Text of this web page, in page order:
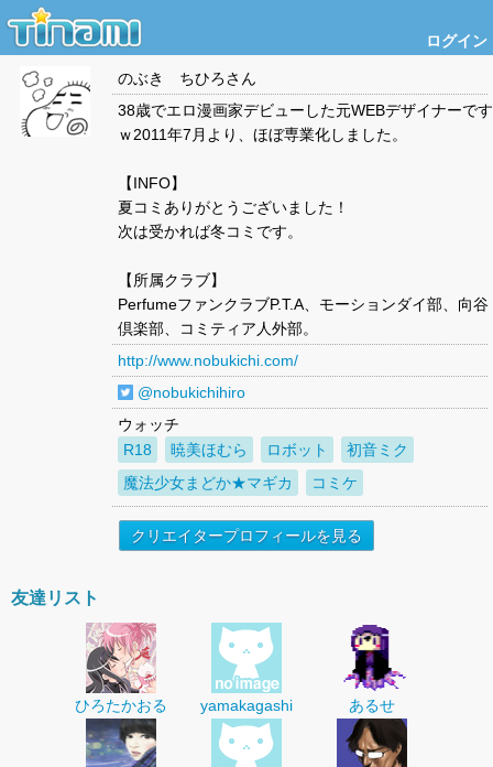
ログイン
のぶき ちひろさん
38歳でエロ漫画家デビューした元WEBデザイナーです
ｗ2011年7月より、ほぼ専業化しました。
【INFO】
夏コミありがとうございました！
次は受かれば冬コミです。
【所属クラブ】
PerfumeファンクラブP.T.A、モーションダイ部、向谷
倶楽部、コミティア人外部。
http://www.nobukichi.com/
@nobukichihiro
ウォッチ
R18
暁美ほむら ロボット
初音ミク
魔法少女まどか★マギカ
コミケ
クリエイタープロフィールを見る
友達リスト
ひろたかおる yamakagashi あるせ